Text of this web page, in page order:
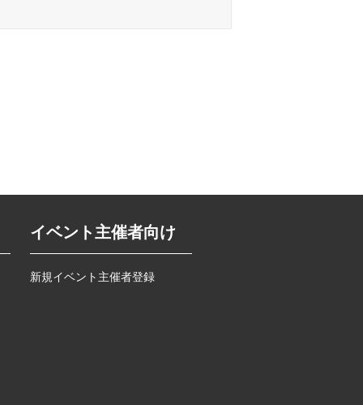
イベント主催者向け
新規イベント主催者登録